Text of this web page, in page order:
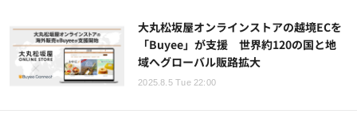
大丸松坂屋オンラインストアの越境ECを
「Buyee」が支援 世界約120の国と地
域へグローバル販路拡大
2025.8.5 Tue 22:00